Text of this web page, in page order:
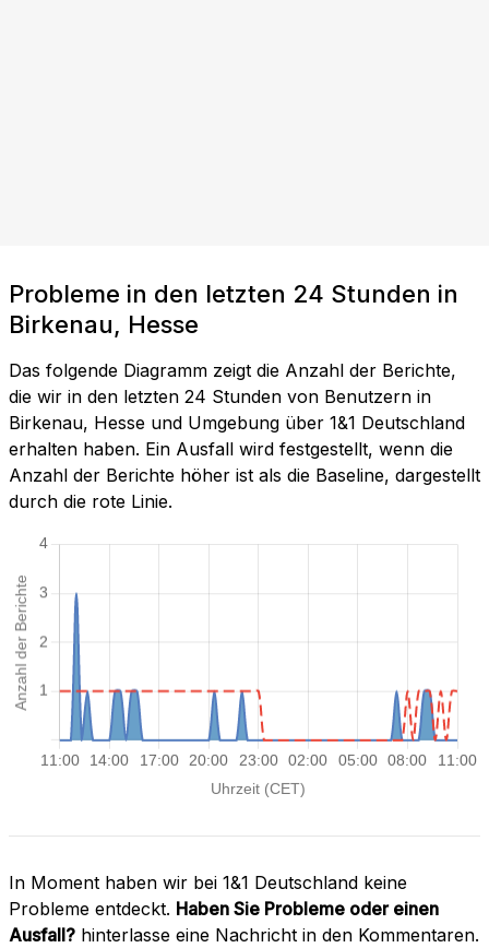
Probleme in den letzten 24 Stunden in
Birkenau, Hesse
Das folgende Diagramm zeigt die Anzahl der Berichte,
die wir in den letzten 24 Stunden von Benutzern in
Birkenau, Hesse und Umgebung über 1&1 Deutschland
erhalten haben. Ein Ausfall wird festgestellt, wenn die
Anzahl der Berichte höher ist als die Baseline, dargestellt
durch die rote Linie.
In Moment haben wir bei 1&1 Deutschland keine
Probleme entdeckt. Haben Sie Probleme oder einen
Ausfall? hinterlasse eine Nachricht in den Kommentaren.